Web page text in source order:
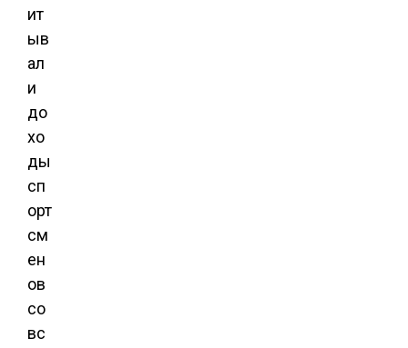
ит
ыв
ал
и
до
хо
ды
сп
орт
см
ен
ов
со
вс